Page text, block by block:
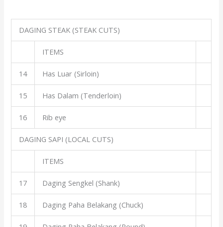
DAGING STEAK (STEAK CUTS)
ITEMS
14 Has Luar (Sirloin)
15 Has Dalam (Tenderloin)
16 Rib eye
DAGING SAPI (LOCAL CUTS)
ITEMS
17 Daging Sengkel (Shank)
18 Daging Paha Belakang (Chuck)